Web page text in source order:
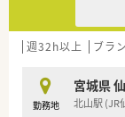
【想定され
■主な業務
す。
針です。
■施設在宅
られます。
週32h以上 ブラ
勤務地
宮城県
北山駅 (JR